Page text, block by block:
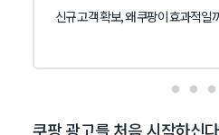
신규 고객 확보, 왜 쿠팡이 효과적일
쿠팡 광고를 처음 시작하신